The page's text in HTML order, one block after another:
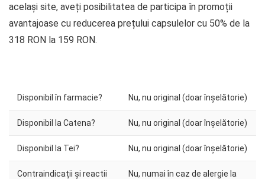
același site, aveți posibilitatea de participa în promoții
avantajoase cu reducerea prețului capsulelor cu 50% de la
318 RON la 159 RON.
Disponibil în farmacie? Nu, nu original (doar înșelătorie)
Disponibil la Catena? Nu, nu original (doar înșelătorie)
Disponibil la Tei? Nu, nu original (doar înșelătorie)
Contraindicații și reactii
Nu, numai în caz de alergie la